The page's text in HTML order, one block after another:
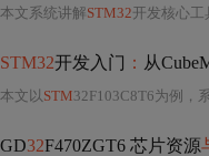
本文系统讲解STM32开发核心工
STM32开发入门 ： 从
本文以STM32F103C8T6为例，
GD32F470ZGT6 芯片资源